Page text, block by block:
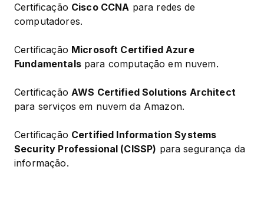
Certificação Cisco CCNA para redes de
computadores.
Certificação Microsoft Certified Azure
Fundamentals para computação em nuvem.
Certificação AWS Certified Solutions Architect
para serviços em nuvem da Amazon.
Certificação Certified Information Systems
Security Professional (CISSP) para segurança da
informação.